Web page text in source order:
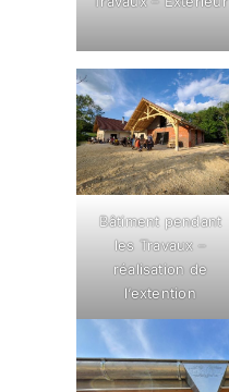
Bâtiment pendant
les Travaux –
réalisation de
l’extention